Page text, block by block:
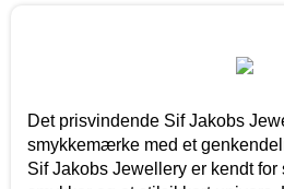
Det prisvindende Sif Jakobs
smykkemærke med et
Sif Jakobs Jewellery er kendt